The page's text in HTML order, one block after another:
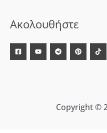
Ακολουθήστε
Copyright ©